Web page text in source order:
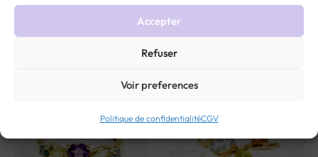
Accepter
Refuser
Voir preferences
Politique de confidentialitéCGV
« Jacinthe »
pastel et or « Ilona »
$282